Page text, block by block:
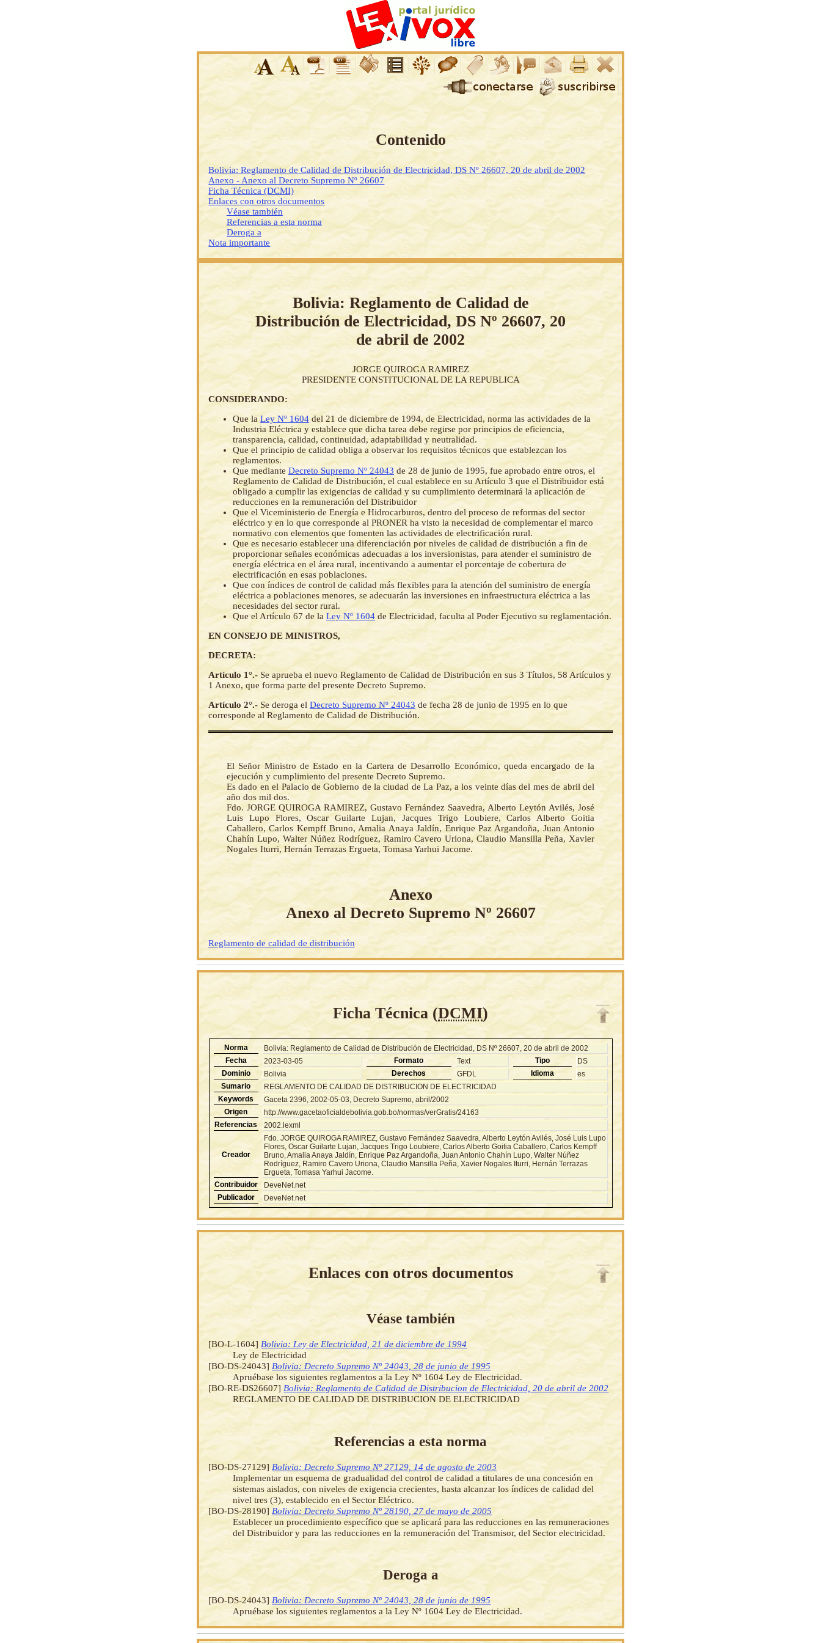
Contenido
Bolivia: Reglamento de Calidad de Distribución de Electricidad, DS Nº 26607, 20 de abril de 2002
Anexo - Anexo al Decreto Supremo Nº 26607
Ficha Técnica (DCMI)
Enlaces con otros documentos
Véase también
Referencias a esta norma
Deroga a
Nota importante
Bolivia: Reglamento de Calidad de
Distribución de Electricidad, DS Nº 26607, 20
de abril de 2002
JORGE QUIROGA RAMIREZ
PRESIDENTE CONSTITUCIONAL DE LA REPUBLICA
CONSIDERANDO:
Que laLey Nº 1604 del 21 de diciembre de 1994, de Electricidad, norma las actividades de la
Industria Eléctrica y establece que dicha tarea debe regirse por principios de eficiencia,
transparencia, calidad, continuidad, adaptabilidad y neutralidad.
Que el principio de calidad obliga a observar los requisitos técnicos que establezcan los
reglamentos.
Que mediante Decreto Supremo Nº 24043 de 28 de junio de 1995, fue aprobado entre otros, el
Reglamento de Calidad de Distribución, el cual establece en su Artículo 3 que el Distribuidor está
obligado a cumplir las exigencias de calidad y su cumplimiento determinará la aplicación de
reducciones en la remuneración del Distribuidor
Que el Viceministerio de Energía e Hidrocarburos, dentro del proceso de reformas del sector
eléctrico y en lo que corresponde al PRONER ha visto la necesidad de complementar el marco
normativo con elementos que fomenten las actividades de electrificación rural.
Que es necesario establecer una diferenciación por niveles de calidad de distribución a fin de
proporcionar señales económicas adecuadas a los inversionistas, para atender el suministro de
energía eléctrica en el área rural, incentivando a aumentar el porcentaje de cobertura de
electrificación en esas poblaciones.
Que con índices de control de calidad más flexibles para la atención del suministro de energía
eléctrica a poblaciones menores, se adecuarán las inversiones en infraestructura eléctrica a las
necesidades del sector rural.
Que el Artículo 67 de la Ley Nº 1604 de Electricidad, faculta al Poder Ejecutivo su reglamentación.
EN CONSEJO DE MINISTROS,
DECRETA:
Artículo 1°.- Se aprueba el nuevo Reglamento de Calidad de Distribución en sus 3 Títulos, 58 Artículos y
1 Anexo, que forma parte del presente Decreto Supremo.
Artículo 2°.- Se deroga el Decreto Supremo Nº 24043 de fecha 28 de junio de 1995 en lo que
corresponde al Reglamento de Calidad de Distribución.
El Señor Ministro de Estado en la Cartera de Desarrollo Económico, queda encargado de la
ejecución y cumplimiento del presente Decreto Supremo.
Es dado en el Palacio de Gobierno de la ciudad de La Paz, a los veinte días del mes de abril del
año dos mil dos.
Fdo. JORGE QUIROGA RAMIREZ, Gustavo Fernández Saavedra, Alberto Leytón Avilés, José
Luis Lupo Flores, Oscar Guilarte Lujan, Jacques Trigo Loubiere, Carlos Alberto Goitia
Caballero, Carlos Kempff Bruno, Amalia Anaya Jaldín, Enrique Paz Argandoña, Juan Antonio
Chahín Lupo, Walter Núñez Rodríguez, Ramiro Cavero Uriona, Claudio Mansilla Peña, Xavier
Nogales Iturri, Hernán Terrazas Ergueta, Tomasa Yarhui Jacome.
Anexo
Anexo al Decreto Supremo Nº 26607
Reglamento de calidad de distribución
Ficha Técnica (DCMI)
Norma
Bolivia: Reglamento de Calidad de Distribución de Electricidad, DS Nº 26607, 20 de abril de 2002
Fecha
2023-03-05 Formato Text Tipo
DS
Dominio
Bolivia Derechos GFDL Idioma
es
Sumario
REGLAMENTO DE CALIDAD DE DISTRIBUCION DE ELECTRICIDAD
Keywords
Gaceta 2396, 2002-05-03, Decreto Supremo, abril/2002
Origen
http://www.gacetaoficialdebolivia.gob.bo/normas/verGratis/24163
Referencias
2002.lexml
Creador
Fdo. JORGE QUIROGA RAMIREZ, Gustavo Fernández Saavedra, Alberto Leytón Avilés, José Luis Lupo
Flores, Oscar Guilarte Lujan, Jacques Trigo Loubiere, Carlos Alberto Goitia Caballero, Carlos Kempff
Bruno, Amalia Anaya Jaldín, Enrique Paz Argandoña, Juan Antonio Chahín Lupo, Walter Núñez
Rodríguez, Ramiro Cavero Uriona, Claudio Mansilla Peña, Xavier Nogales Iturri, Hernán Terrazas
Ergueta, Tomasa Yarhui Jacome.
Contribuidor
DeveNet.net
Publicador
DeveNet.net
Enlaces con otros documentos
Véase también
[BO-L-1604]Bolivia: Ley de Electricidad, 21 de diciembre de 1994
Ley de Electricidad
[BO-DS-24043]Bolivia: Decreto Supremo Nº 24043, 28 de junio de 1995
Apruébase los siguientes reglamentos a la Ley Nº 1604 Ley de Electricidad.
[BO-RE-DS26607]Bolivia: Reglamento de Calidad de Distribucion de Electricidad, 20 de abril de 2002
REGLAMENTO DE CALIDAD DE DISTRIBUCION DE ELECTRICIDAD
Referencias a esta norma
[BO-DS-27129] Bolivia: Decreto Supremo Nº 27129, 14 de agosto de 2003
Implementar un esquema de gradualidad del control de calidad a titulares de una concesión en
sistemas aislados, con niveles de exigencia crecientes, hasta alcanzar los índices de calidad del
nivel tres (3), establecido en el Sector Eléctrico.
[BO-DS-28190] Bolivia: Decreto Supremo Nº 28190, 27 de mayo de 2005
Establecer un procedimiento específico que se aplicará para las reducciones en las remuneraciones
del Distribuidor y para las reducciones en la remuneración del Transmisor, del Sector electricidad.
Deroga a
[BO-DS-24043] Bolivia: Decreto Supremo Nº 24043, 28 de junio de 1995
Apruébase los siguientes reglamentos a la Ley Nº 1604 Ley de Electricidad.